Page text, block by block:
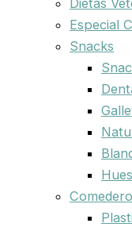
Dietas
Especial
Snacks